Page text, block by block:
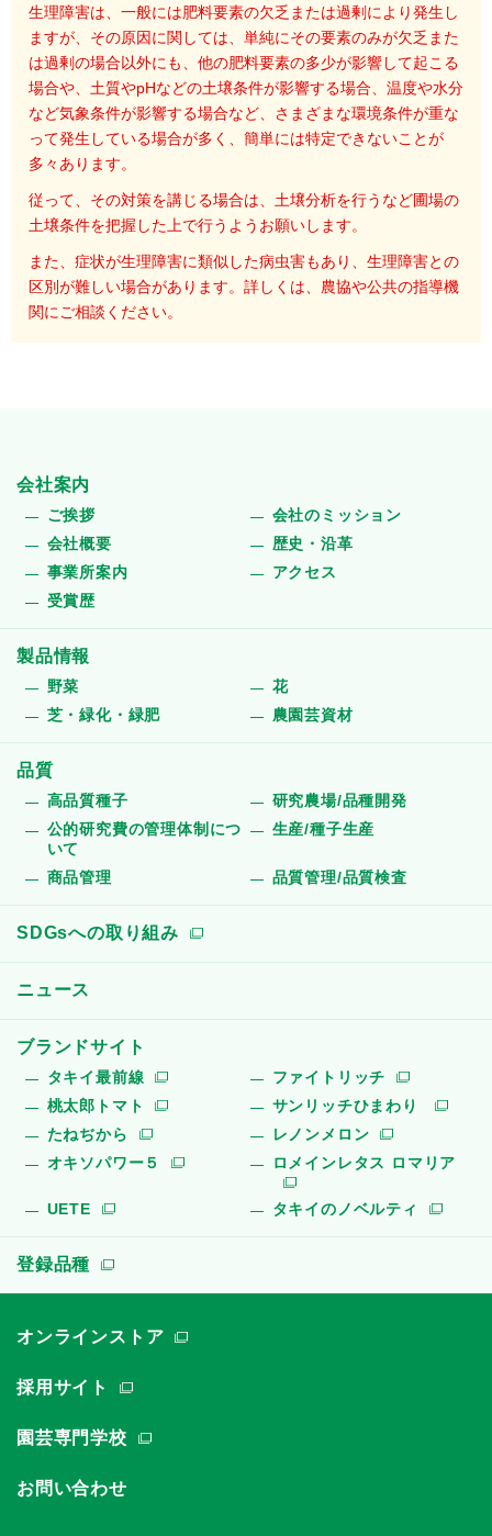
生理障害は、一般には肥料要素の欠乏または過剰により発生し
ますが、その原因に関しては、単純にその要素のみが欠乏また
は過剰の場合以外にも、他の肥料要素の多少が影響して起こる
場合や、土質やpHなどの土壌条件が影響する場合、温度や水分
など気象条件が影響する場合など、さまざまな環境条件が重な
って発生している場合が多く、簡単には特定できないことが
多々あります。
従って、その対策を講じる場合は、土壌分析を行うなど圃場の
土壌条件を把握した上で行うようお願いします。
また、症状が生理障害に類似した病虫害もあり、生理障害との
区別が難しい場合があります。詳しくは、農協や公共の指導機
関にご相談ください。
会社案内
ご挨拶
会社のミッション
会社概要
歴史・沿革
事業所案内
アクセス
受賞歴
製品情報
野菜
花
芝・緑化・緑肥
農園芸資材
品質
高品質種子
研究農場/品種開発
公的研究費の管理体制につ
いて
生産/種子生産
商品管理 品質管理/品質検査
SDGsへの取り組み
ニュース
ブランドサイト
タキイ最前線
ファイトリッチ
桃太郎トマト
サンリッチひまわり
たねぢから
レノンメロン
オキソパワー５
ロメインレタス ロマリア
UETE タキイのノベルティ
登録品種
オンラインストア
採用サイト
園芸専門学校
お問い合わせ